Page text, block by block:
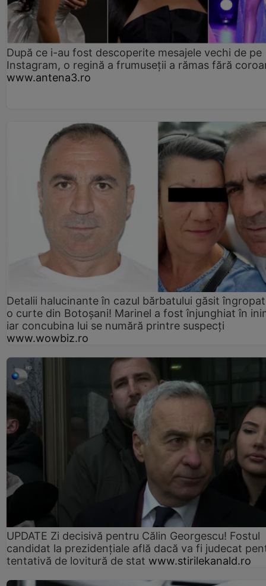
După ce i-au fost descoperite mesajele vechi de pe
Instagram, o regină a frumuseții a rămas fără
www.antena3.ro
Detalii halucinante în cazul bărbatului găsit
o curte din Botoșani! Marinel a fost înjunghiat în
iar concubina lui se numără printre suspecți
www.wowbiz.ro
UPDATE Zi decisivă pentru Călin Georgescu! Fostul
candidat la prezidențiale află dacă va fi judecat
tentativă de lovitură de stat www.stirilekanald.ro